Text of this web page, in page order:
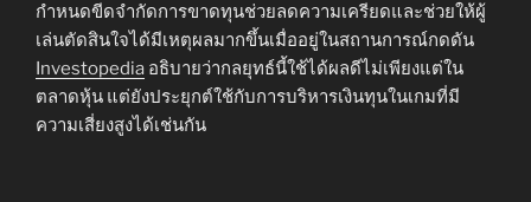
กำหนดขีดจำกัดการขาดทุนช่วยลดความเครียดและช่วยให้ผู้
เล่นตัดสินใจได้มีเหตุผลมากขึ้นเมื่ออยู่ในสถานการณ์กดดัน
Investopedia อธิบายว่ากลยุทธ์นี้ใช้ได้ผลดีไม่เพียงแต่ใน
ตลาดหุ้น แต่ยังประยุกต์ใช้กับการบริหารเงินทุนในเกมที่มี
ความเสี่ยงสูงได้เช่นกัน